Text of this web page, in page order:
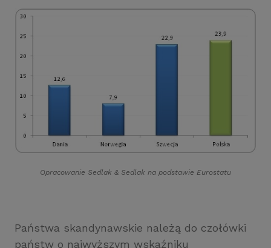
Opracowanie Sedlak & Sedlak na podstawie Eurostatu
Państwa skandynawskie należą do czołówki
państw o najwyższym wskaźniku